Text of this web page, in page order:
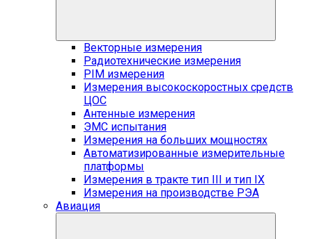
Векторные измерения
Радиотехнические измерения
PIM измерения
Измерения высокоскоростных средств
ЦОС
Антенные измерения
ЭМС испытания
Измерения на больших мощностях
Автоматизированные измерительные
платформы
Измерения в тракте тип III и тип IX
Измерения на производстве РЭА
Авиация